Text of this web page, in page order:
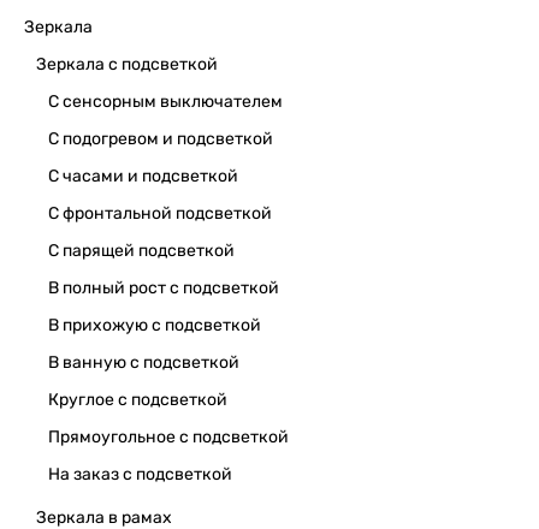
Зеркала
Зеркала с подсветкой
С сенсорным выключателем
С подогревом и подсветкой
С часами и подсветкой
С фронтальной подсветкой
С парящей подсветкой
В полный рост с подсветкой
В прихожую с подсветкой
В ванную с подсветкой
Круглое с подсветкой
Прямоугольное с подсветкой
На заказ с подсветкой
Зеркала в рамах